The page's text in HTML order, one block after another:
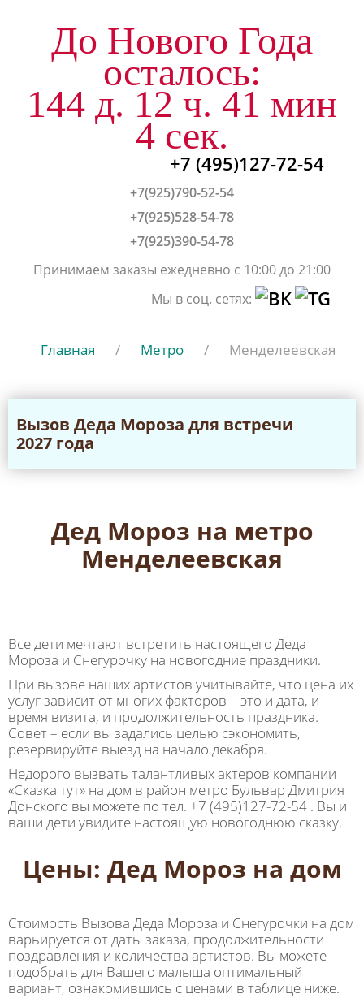
До Нового Года
осталось:
144 д. 12 ч. 41 мин
3 сек.
+7 (495)127-72-54
+7(925)790-52-54
+7(925)528-54-78
+7(925)390-54-78
Принимаем заказы ежедневно с 10:00 до 21:00
Мы в соц. сетях:
Главная / Метро / Менделеевская
Вызов Дeда Мороза для встречи
2027 года
Дед Мороз на метро
Менделеевская
Все дети мечтают встретить настоящего Деда
Мороза и Снегурочку на новогодние праздники.
При вызове наших артистов учитывайте, что цена их
услуг зависит от многих факторов – это и дата, и
время визита, и продолжительность праздника.
Совет – если вы задались целью сэкономить,
резервируйте выезд на начало декабря.
Недорого вызвать талантливых актеров компании
«Сказка тут» на дом в район метро Бульвар Дмитрия
Донского вы можете по тел. +7 (495)127-72-54 . Вы и
ваши дети увидите настоящую новогоднюю сказку.
Цены: Дед Мороз на дом
Стоимость Вызова Деда Мороза и Снегурочки на дом
варьируется от даты заказа, продолжительности
поздравления и количества артистов. Вы можете
подобрать для Вашего малыша оптимальный
вариант, ознакомившись с ценами в таблице ниже.